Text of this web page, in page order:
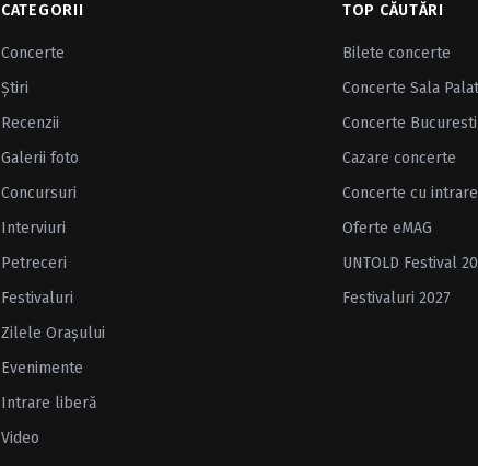
CATEGORII
Concerte
Ştiri
Recenzii
Galerii foto
Concursuri
Interviuri
Petreceri
Festivaluri
Zilele Oraşului
Evenimente
Intrare liberă
Video
TOP CĂUTĂRI
Bilete concerte
Concerte Sala
Concerte Bucuresti
Cazare concerte
Concerte cu
Oferte eMAG
UNTOLD Festival
Festivaluri 2027